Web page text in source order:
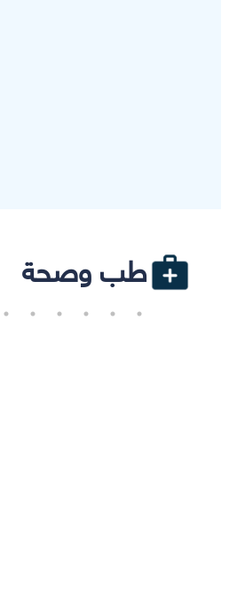
طب وصحة